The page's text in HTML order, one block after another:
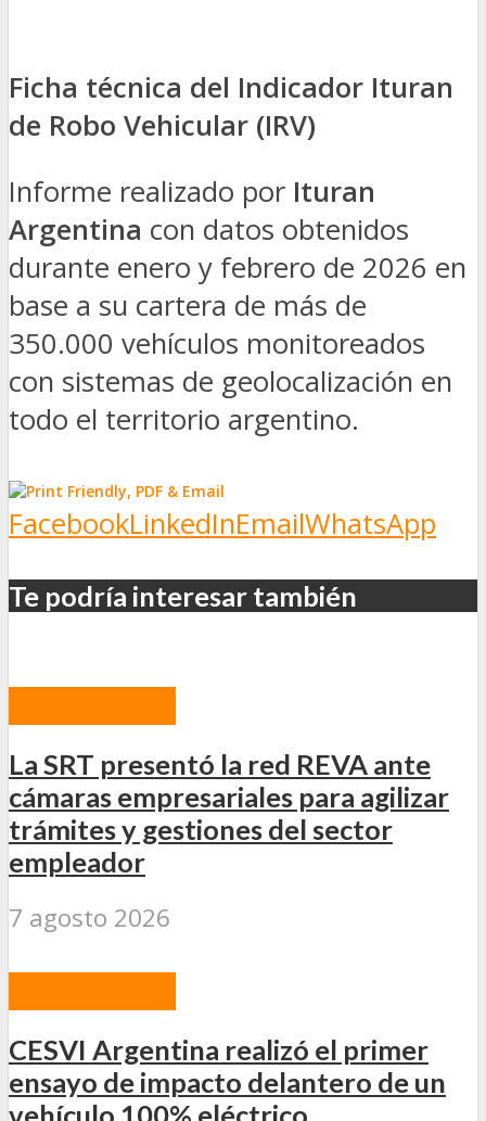
Ficha técnica del Indicador Ituran
de Robo Vehicular (IRV)
Informe realizado por Ituran
Argentina con datos obtenidos
durante enero y febrero de 2026 en
base a su cartera de más de
350.000 vehículos monitoreados
con sistemas de geolocalización en
todo el territorio argentino.
FacebookLinkedInEmailWhatsApp
Te podría interesar también
La SRT presentó la red REVA ante
cámaras empresariales para agilizar
trámites y gestiones del sector
empleador
7 agosto 2026
CESVI Argentina realizó el primer
ensayo de impacto delantero de un